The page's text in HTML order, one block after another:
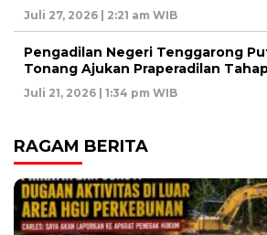
Juli 27, 2026 | 2:21 am WIB
Pengadilan Negeri Tenggarong
Tonang Ajukan Praperadilan
Juli 21, 2026 | 1:34 pm WIB
RAGAM BERITA